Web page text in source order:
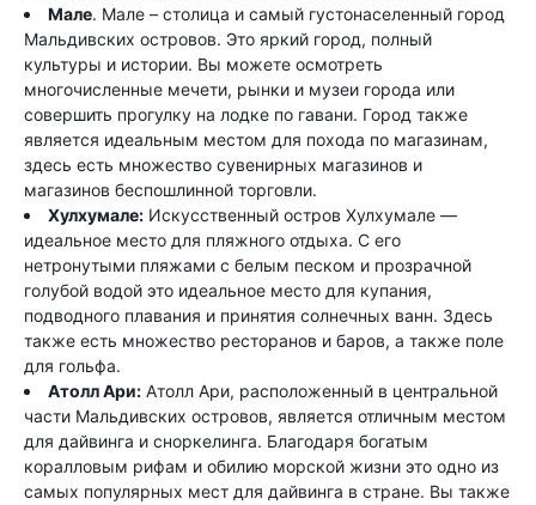
Мале. Мале – столица и самый густонаселенный город
Мальдивских островов. Это яркий город, полный
культуры и истории. Вы можете осмотреть
многочисленные мечети, рынки и музеи города или
совершить прогулку на лодке по гавани. Город также
является идеальным местом для похода по магазинам,
здесь есть множество сувенирных магазинов и
магазинов беспошлинной торговли.
Хулхумале: Искусственный остров Хулхумале —
идеальное место для пляжного отдыха. С его
нетронутыми пляжами с белым песком и прозрачной
голубой водой это идеальное место для купания,
подводного плавания и принятия солнечных ванн. Здесь
также есть множество ресторанов и баров, а также поле
для гольфа.
Атолл Ари: Атолл Ари, расположенный в центральной
части Мальдивских островов, является отличным местом
для дайвинга и сноркелинга. Благодаря богатым
коралловым рифам и обилию морской жизни это одно из
самых популярных мест для дайвинга в стране. Вы также